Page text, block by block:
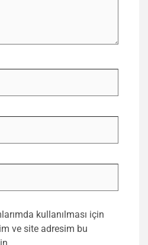
kullanılması için
ve site adresim bu